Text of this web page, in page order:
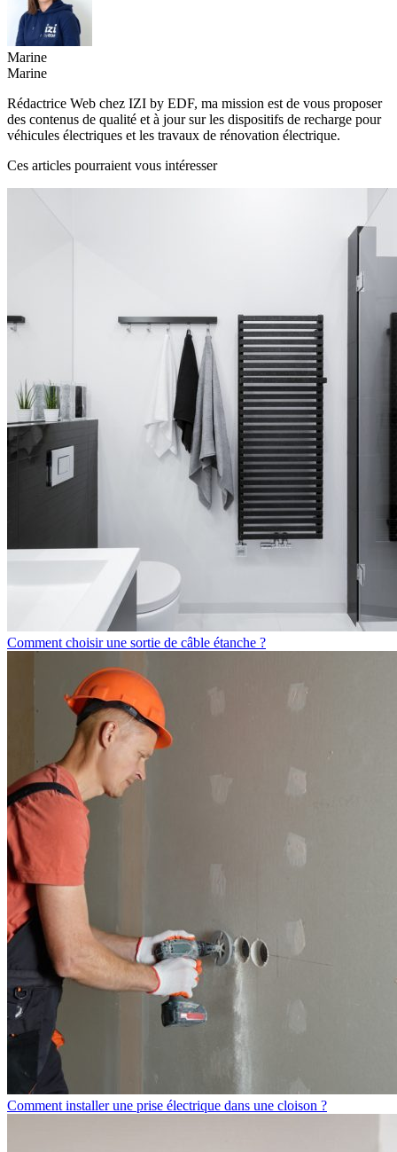
Marine
Marine
Rédactrice Web chez IZI by EDF, ma mission est de vous proposer
des contenus de qualité et à jour sur les dispositifs de recharge pour
véhicules électriques et les travaux de rénovation électrique.
Ces articles pourraient vous intéresser
Comment choisir une sortie de câble étanche ?
Comment installer une prise électrique dans une cloison ?